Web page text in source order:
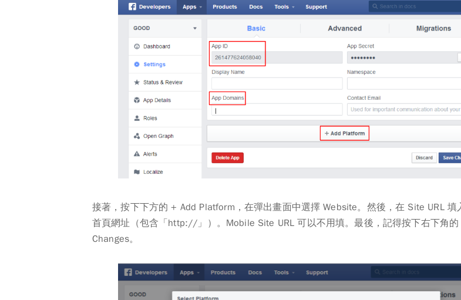
接著，按下下方的+ Add Platform ，在彈出畫面中選擇Website。然後，在 Site URL填
首頁網址（包含「http://」）。Mobile Site URL 可以不用填。最後，記得按下右下角的
Changes。